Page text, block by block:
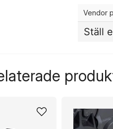
Vendor
Ställ
name
Namn